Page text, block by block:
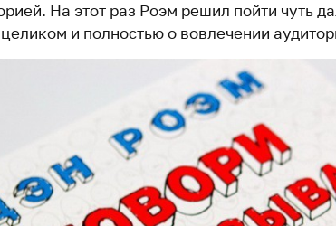
На этот раз Роэм решил пойти чуть
и полностью о вовлечении